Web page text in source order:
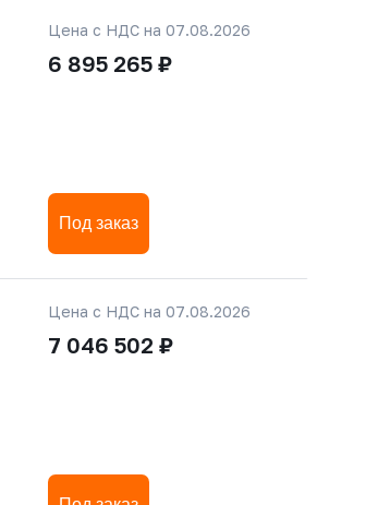
Цена с НДС на 07.08.2026
6 895 265 ₽
Под заказ
Цена с НДС на 07.08.2026
7 046 502 ₽